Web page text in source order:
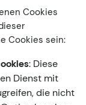
Cookies
Cookies sein:
: Diese
Dienst mit
die nicht